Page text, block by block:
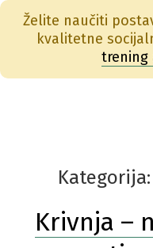
Želite naučiti
kvalitetne
trening
Krivnja –